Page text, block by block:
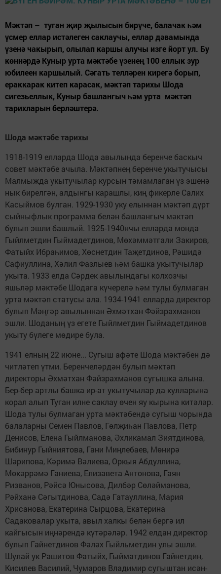
Мәктәп – туган җир җылысын бирүче, балачак һәм
үсмер еллар истәлеген саклаучы, еллар дәвамында
үзенә чакырып, олылап каршы алучы изге йорт ул. Бу
көннәрдә Куныр урта мәктәбе үзенең 100 еллык зур
юбилеен каршылый. Сәгать телләрен кирегә борып,
ераккарак китеп карасак, мәктәп тарихы Шода
сигезьеллык, Куныр башлангыч һәм урта мәктәп
тарихларын берләштерә.
Шода мәктәбе тарихы
1918-1919 елларда Шода авылында беренче баскыч
совет мәктәбе ачыла. Мәктәпнең беренче укытучысы
Малмыжда укытучылар курсын тәмамлаган үз эшенә
нык бирелгән, алдынгы карашлы, киң фикерле Салих
Касыймов булган. 1929-1930 уку елыннан мәктәп дүрт
сыйныфлык программа белән башлангыч мәктәп
булып эшли башлый. 1925-1940нчы елларда монда
Гыйлметдин Гыймадетдинов, Мөхәммәтгали Закиров,
Фатыйх Ибраһимов, Хөснетдин Таҗетдинов, Рәшидә
Сафиуллина, Хәлил Фазлыев һәм башка укытучылар
укыта. 1933 елда Сәрдек авылындагы колхозчы
яшьләр мәктәбе Шодага күчерелә һәм тулы булмаган
урта мәктәп статусы ала. 1934-1941 елларда директор
булып Мәңгәр авылыннан Әхмәтхан Фәйзрахманов
эшли. Шоданың үз егете Гыйлметдин Гыймадетдинов
укыту бүлеге мөдире була.
1941 елның 22 июне... Сугыш афәте Шода мәктәбен дә
читләтеп үтми. Беренчеләрдән булып мәктәп
директоры Әхмәтхан Фәйзрахманов сугышка алына.
Бер-бер артлы башка ир-ат укытучылар да кулларына
корал алып Туган илне саклау өчен яу кырына китәләр.
Шода тулы булмаган урта мәктәбендә сугыш чорында
балаларны Семен Павлов, Гөлҗиһан Павлова, Петр
Денисов, Елена Гыйлманова, Әхликамал Зиятдинова,
Бибинур Гыйниятова, Гани Миңлебаев, Мөнирә
Шәрипова, Кәримә Вәлиева, Оркыя Абдуллина,
Мөкәррәмә Ганиева, Елизавета Антонова, Гаян
Ризванов, Рәйсә Юнысова, Дилбәр Сөләйманова,
Рәйханә Сәгытдинова, Садә Гатауллина, Мария
Хрисанова, Екатерина Сырцова, Екатерина
Садаковалар укыта, авыл халкы белән бергә ил
кайгысын иңнәрендә күтәрәләр. 1942 елдан директор
булып Гайнетдинов Фәләх Гыйльметдин улы эшли.
Шулай ук Рашитов Фатыйх, Гыйматдинов Гайнетдин,
Кисилев Василий, Чумаров Владимир сугыштан исән-